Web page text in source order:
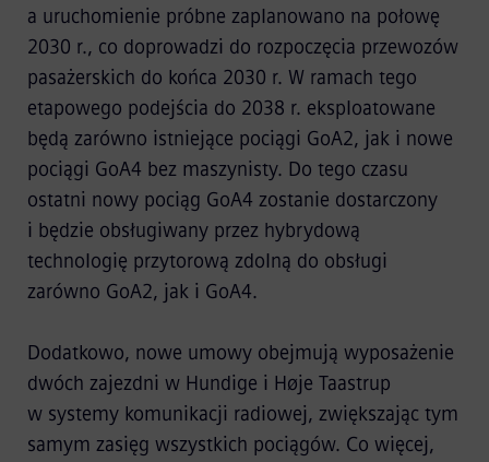
a uruchomienie próbne zaplanowano na połowę
2030 r., co doprowadzi do rozpoczęcia przewozów
pasażerskich do końca 2030 r. W ramach tego
etapowego podejścia do 2038 r. eksploatowane
będą zarówno istniejące pociągi GoA2, jak i nowe
pociągi GoA4 bez maszynisty. Do tego czasu
ostatni nowy pociąg GoA4 zostanie dostarczony
i będzie obsługiwany przez hybrydową
technologię przytorową zdolną do obsługi
zarówno GoA2, jak i GoA4.
Dodatkowo, nowe umowy obejmują wyposażenie
dwóch zajezdni w Hundige i Høje Taastrup
w systemy komunikacji radiowej, zwiększając tym
samym zasięg wszystkich pociągów. Co więcej,